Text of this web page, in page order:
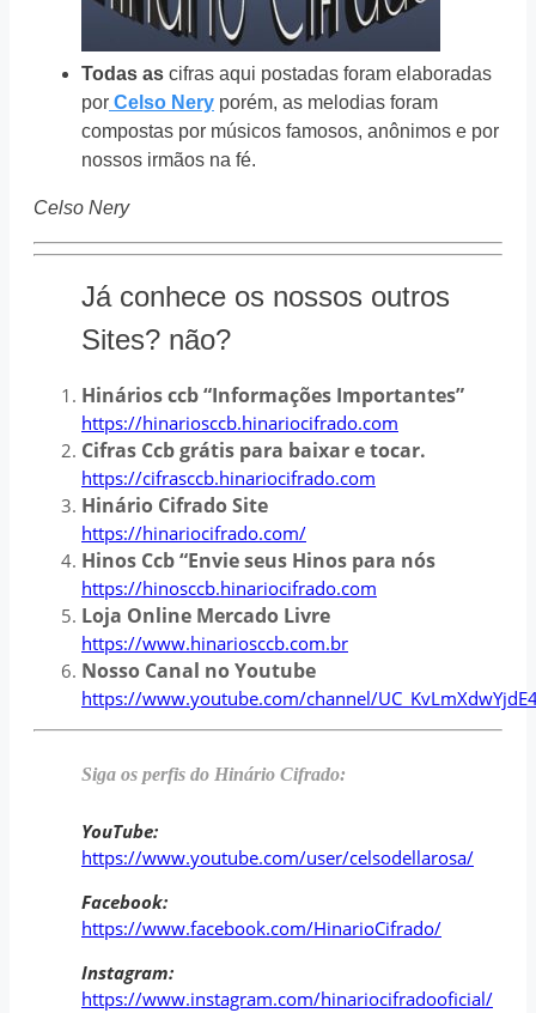
Todas as cifras aqui postadas foram elaboradas
por Celso Nery porém, as melodias foram
compostas por músicos famosos, anônimos e por
nossos irmãos na fé.
Celso Nery
Já conhece os nossos outros
Sites? não?
Hinários ccb “Informações Importantes”
https://hinariosccb.hinariocifrado.com
Cifras Ccb grátis para baixar e tocar.
https://cifrasccb.hinariocifrado.com
Hinário Cifrado Site
https://hinariocifrado.com/
Hinos Ccb “Envie seus Hinos para nós
https://hinosccb.hinariocifrado.com
Loja Online Mercado Livre
https://www.hinariosccb.com.br
Nosso Canal no Youtube
https://www.youtube.com/channel/
Siga os perfis do Hinário Cifrado:
YouTube:
https://www.youtube.com/user/celsodellarosa/
Facebook:
https://www.facebook.com/HinarioCifrado/
Instagram:
https://www.instagram.com/hinariocifradooficial/